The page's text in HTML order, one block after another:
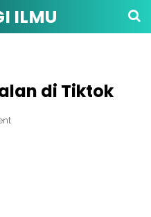
ILMU
di Tiktok